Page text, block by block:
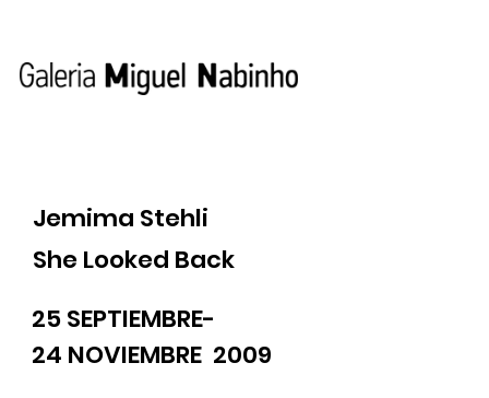
Jemima Stehli
She Looked Back
25 SEPTIEMBRE-
24 NOVIEMBRE 2009